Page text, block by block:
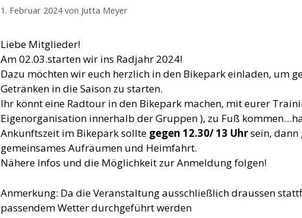
1. Februar 2024 von Jutta Meyer
Liebe Mitglieder!
Am 02.03.starten wir ins Radjahr 2024!
Dazu möchten wir euch herzlich in den Bikepark einladen, um
Getränken in die Saison zu starten.
Ihr könnt eine Radtour in den Bikepark machen, mit eurer
Eigenorganisation innerhalb der Gruppen ), zu Fuß
Ankunftszeit im Bikepark sollte gegen 12.30/ 13 Uhrsein, dann
gemeinsames Aufräumen und Heimfahrt.
Nähere Infos und die Möglichkeit zur Anmeldung folgen!
Anmerkung: Da die Veranstaltung ausschließlich draussen
passendem Wetter durchgeführt werden